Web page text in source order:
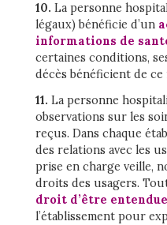
10. La personne
légaux) bénéficie d’un
informations de
certaines conditions,
décès bénéficient de ce
11. La personne
observations sur les
reçus. Dans chaque
des relations avec les
prise en charge veille,
droits des usagers.
droit d’être entendue
l’établissement pour